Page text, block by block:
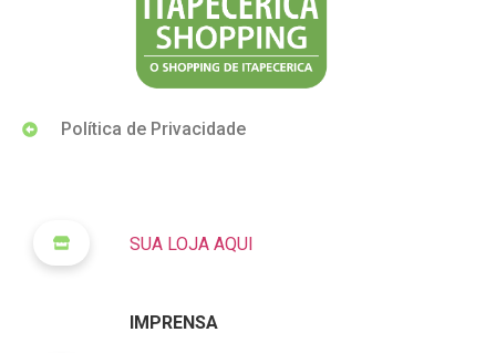
Política de Privacidade
SUA LOJA AQUI
IMPRENSA